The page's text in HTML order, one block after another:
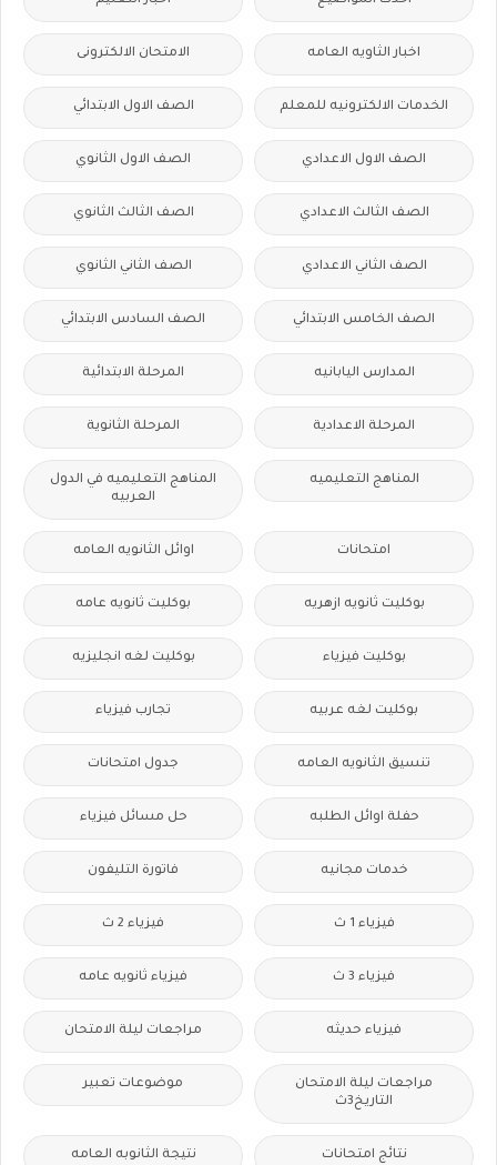
اخبار الثاويه العامه الامتحان الالكترونى
الخدمات الالكترونيه للمعلم الصف الاول الابتدائي
الصف الاول الاعدادي الصف الاول الثانوي
الصف الثالث الاعدادي الصف الثالث الثانوي
الصف الثاني الاعدادي الصف الثاني الثانوي
الصف الخامس الابتدائي الصف السادس الابتدائي
المدارس اليابانيه المرحلة الابتدائية
المرحلة الاعدادية المرحلة الثانوية
المناهج التعليميه
المناهج التعليميه في الدول
العربيه
امتحانات اوائل الثانويه العامه
بوكليت ثانويه ازهريه بوكليت ثانويه عامه
بوكليت فيزياء بوكليت لغه انجليزيه
بوكليت لغه عربيه تجارب فيزياء
تنسيق الثانويه العامه جدول امتحانات
حفلة اوائل الطلبه حل مسائل فيزياء
خدمات مجانيه فاتورة التليفون
فيزياء 1 ث فيزياء 2 ث
فيزياء 3 ث فيزياء ثانويه عامه
فيزياء حديثه مراجعات ليلة الامتحان
مراجعات ليلة الامتحان
التاريخ3ث
موضوعات تعبير
نتائج امتحانات نتيجة الثانوبه العامه